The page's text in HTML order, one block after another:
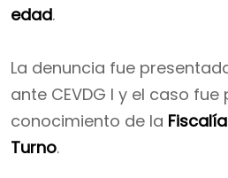
edad.
La denuncia fue
ante CEVDG I y el caso fue
conocimiento de la
Turno.